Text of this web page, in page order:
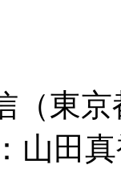
東
山田